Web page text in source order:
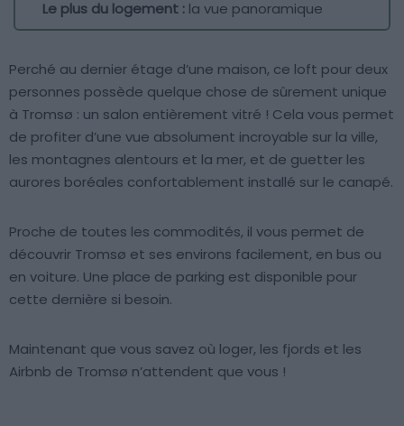
Le plus du logement : la vue panoramique
Perché au dernier étage d’une maison, ce loft pour deux
personnes possède quelque chose de sûrement unique
à Tromsø : un salon entièrement vitré ! Cela vous permet
de profiter d’une vue absolument incroyable sur la ville,
les montagnes alentours et la mer, et de guetter les
aurores boréales confortablement installé sur le canapé.
Proche de toutes les commodités, il vous permet de
découvrir Tromsø et ses environs facilement, en bus ou
en voiture. Une place de parking est disponible pour
cette dernière si besoin.
Maintenant que vous savez où loger, les fjords et les
Airbnb de Tromsø n’attendent que vous !